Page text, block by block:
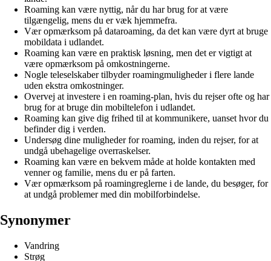
Roaming kan være nyttig, når du har brug for at være
tilgængelig, mens du er væk hjemmefra.
Vær opmærksom på dataroaming, da det kan være dyrt at bruge
mobildata i udlandet.
Roaming kan være en praktisk løsning, men det er vigtigt at
være opmærksom på omkostningerne.
Nogle teleselskaber tilbyder roamingmuligheder i flere lande
uden ekstra omkostninger.
Overvej at investere i en roaming-plan, hvis du rejser ofte og har
brug for at bruge din mobiltelefon i udlandet.
Roaming kan give dig frihed til at kommunikere, uanset hvor du
befinder dig i verden.
Undersøg dine muligheder for roaming, inden du rejser, for at
undgå ubehagelige overraskelser.
Roaming kan være en bekvem måde at holde kontakten med
venner og familie, mens du er på farten.
Vær opmærksom på roamingreglerne i de lande, du besøger, for
at undgå problemer med din mobilforbindelse.
Synonymer
Vandring
Strøg